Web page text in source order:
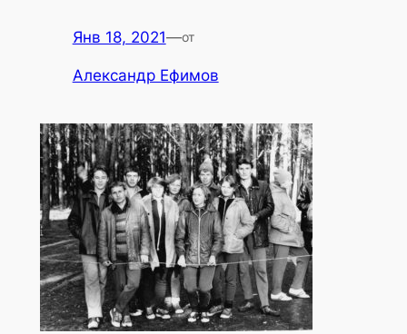
Янв 18, 2021—от
Александр Ефимов